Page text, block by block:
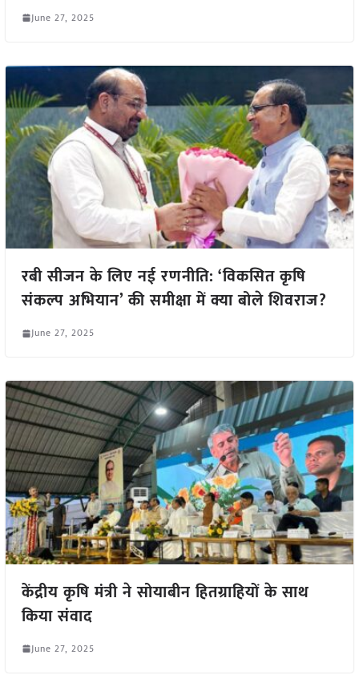
June 27, 2025
रबी सीजन के लिए नई रणनीति: ‘विकसित कृषि
संकल्प अभियान’ की समीक्षा में क्या बोले शिवराज?
June 27, 2025
केंद्रीय कृषि मंत्री ने सोयाबीन हितग्राहियों के साथ
किया संवाद
June 27, 2025